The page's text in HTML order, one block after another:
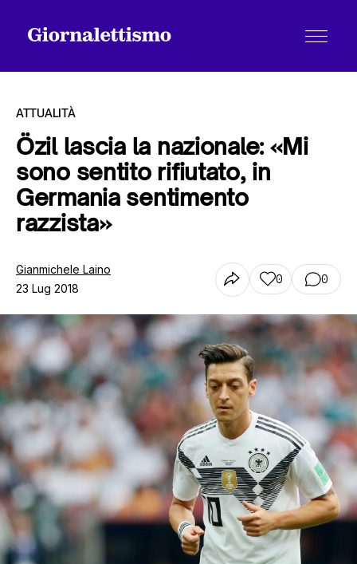
Tutti gli articoli
Contatti
ATTUALITÀ
Özil lascia la nazionale: «Mi
sono sentito rifiutato, in
Germania sentimento
razzista»
Gianmichele Laino
23 Lug 2018
0 0